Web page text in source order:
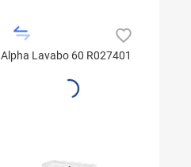
Alpha Lavabo 60 R027401